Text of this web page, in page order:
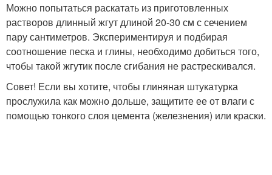
Можно попытаться раскатать из приготовленных
растворов длинный жгут длиной 20-30 см с сечением
пару сантиметров. Экспериментируя и подбирая
соотношение песка и глины, необходимо добиться того,
чтобы такой жгутик после сгибания не растрескивался.
Совет! Если вы хотите, чтобы глиняная штукатурка
прослужила как можно дольше, защитите ее от влаги с
помощью тонкого слоя цемента (железнения) или краски.